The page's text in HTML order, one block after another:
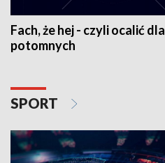
Fach, że hej - czyli ocalić dla
potomnych
SPORT